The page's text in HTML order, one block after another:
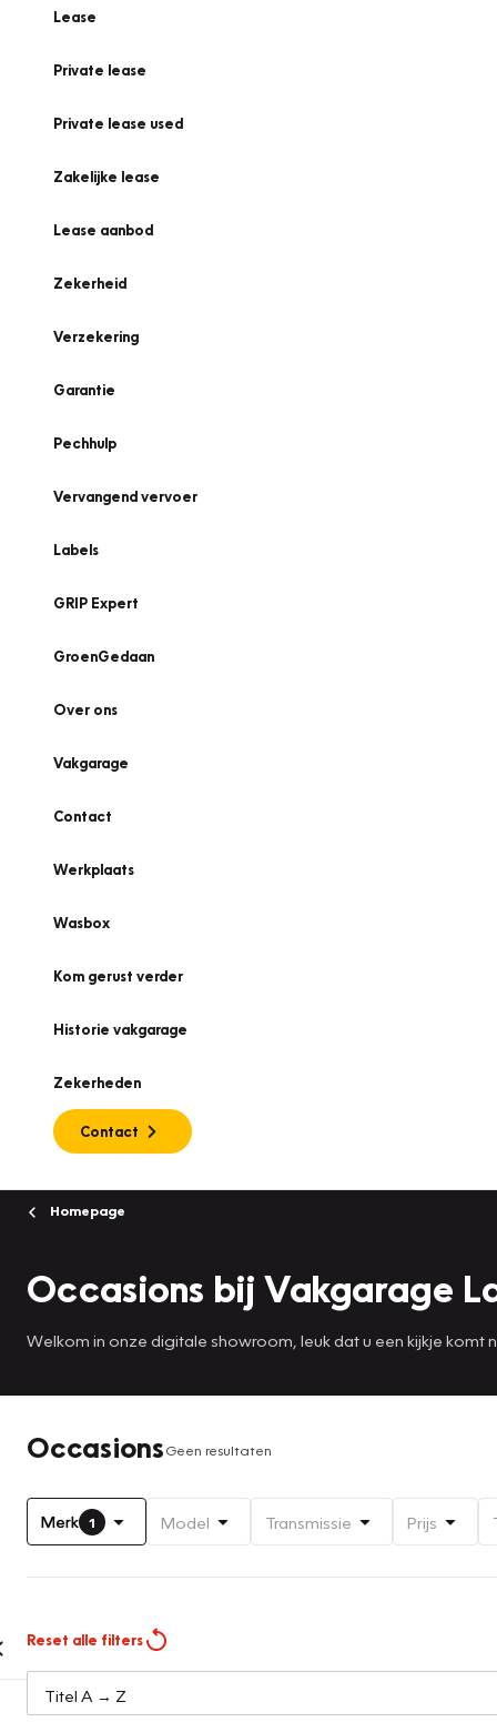
Lease
Private lease
Private lease used
Zakelijke lease
Lease aanbod
Zekerheid
Verzekering
Garantie
Pechhulp
Vervangend vervoer
Labels
GRIP Expert
GroenGedaan
Over ons
Vakgarage
Contact
Werkplaats
Wasbox
Kom gerust verder
Historie vakgarage
Zekerheden
Contact
Homepage
Occasions bij Vakgarage
Welkom in onze digitale showroom, leuk dat u een kijkje komt
OccasionsGeen resultaten
Merk 1 Model Transmissie Prijs
Reset alle filters